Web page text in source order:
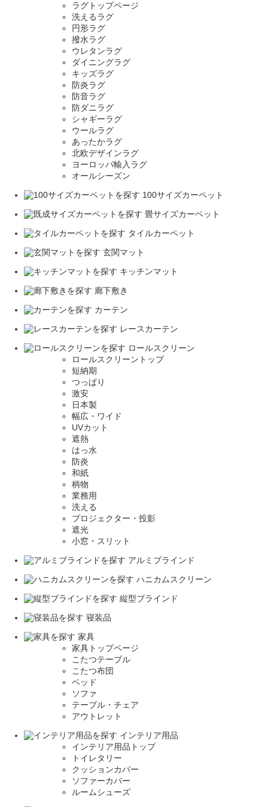
ラグトップページ
洗えるラグ
円形ラグ
撥水ラグ
ウレタンラグ
ダイニングラグ
キッズラグ
防炎ラグ
防音ラグ
防ダニラグ
シャギーラグ
ウールラグ
あったかラグ
北欧デザインラグ
ヨーロッパ輸入ラグ
オールシーズン
100サイズカーペット
畳サイズカーペット
タイルカーペット
玄関マット
キッチンマット
廊下敷き
カーテン
レースカーテン
ロールスクリーン
ロールスクリーントップ
短納期
つっぱり
激安
日本製
幅広・ワイド
UVカット
遮熱
はっ水
防炎
和紙
柄物
業務用
洗える
プロジェクター・投影
遮光
小窓・スリット
アルミブラインド
ハニカムスクリーン
縦型ブラインド
寝装品
家具
家具トップページ
こたつテーブル
こたつ布団
ベッド
ソファ
テーブル・チェア
アウトレット
インテリア用品
インテリア用品トップ
トイレタリー
クッションカバー
ソファーカバー
ルームシューズ